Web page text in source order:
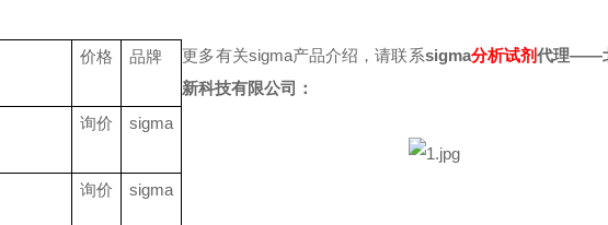
价格 品牌
询价 sigma
询价 sigma
更多有关sigma产品介绍，请联系sigma分析试剂代理——
新科技有限公司：